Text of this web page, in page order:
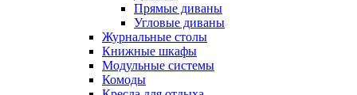
Прямые диваны
Угловые диваны
Журнальные столы
Книжные шкафы
Модульные системы
Комоды